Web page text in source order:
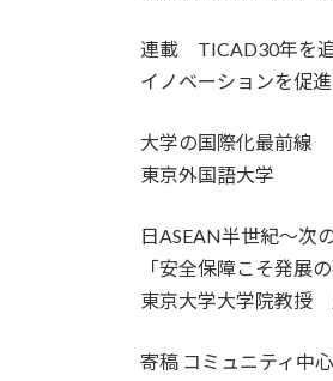
連載 TICAD30年を追
イノベーションを促
大学の国際化最前線
東京外国語大学
日ASEAN半世紀～次
「安全保障こそ発展
東京大学大学院教授
寄稿 コミュニティ中